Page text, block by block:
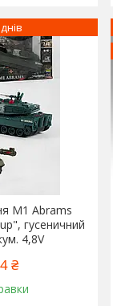
M1 Abrams
гусеничний
4,8V
₴